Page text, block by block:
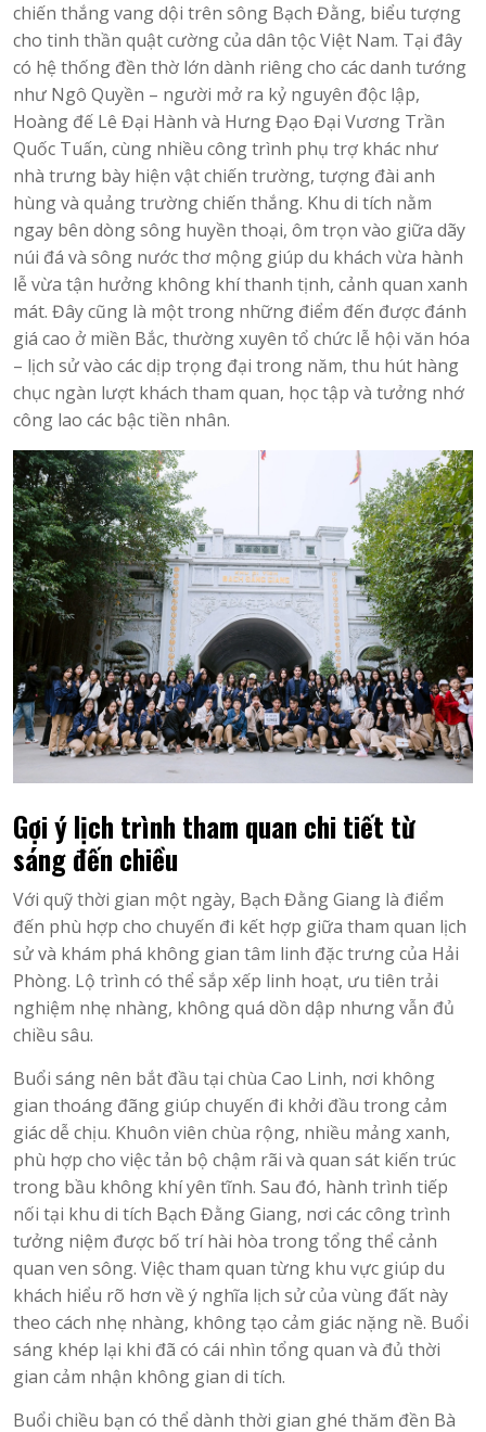
chiến thắng vang dội trên sông Bạch Đằng, biểu tượng
cho tinh thần quật cường của dân tộc Việt Nam. Tại đây
có hệ thống đền thờ lớn dành riêng cho các danh tướng
như Ngô Quyền – người mở ra kỷ nguyên độc lập,
Hoàng đế Lê Đại Hành và Hưng Đạo Đại Vương Trần
Quốc Tuấn, cùng nhiều công trình phụ trợ khác như
nhà trưng bày hiện vật chiến trường, tượng đài anh
hùng và quảng trường chiến thắng. Khu di tích nằm
ngay bên dòng sông huyền thoại, ôm trọn vào giữa dãy
núi đá và sông nước thơ mộng giúp du khách vừa hành
lễ vừa tận hưởng không khí thanh tịnh, cảnh quan xanh
mát. Đây cũng là một trong những điểm đến được đánh
giá cao ở miền Bắc, thường xuyên tổ chức lễ hội văn hóa
– lịch sử vào các dịp trọng đại trong năm, thu hút hàng
chục ngàn lượt khách tham quan, học tập và tưởng nhớ
công lao các bậc tiền nhân.
Gợi ý lịch trình tham quan chi tiết từ
sáng đến chiều
Với quỹ thời gian một ngày, Bạch Đằng Giang là điểm
đến phù hợp cho chuyến đi kết hợp giữa tham quan lịch
sử và khám phá không gian tâm linh đặc trưng của Hải
Phòng. Lộ trình có thể sắp xếp linh hoạt, ưu tiên trải
nghiệm nhẹ nhàng, không quá dồn dập nhưng vẫn đủ
chiều sâu.
Buổi sáng nên bắt đầu tại chùa Cao Linh, nơi không
gian thoáng đãng giúp chuyến đi khởi đầu trong cảm
giác dễ chịu. Khuôn viên chùa rộng, nhiều mảng xanh,
phù hợp cho việc tản bộ chậm rãi và quan sát kiến trúc
trong bầu không khí yên tĩnh. Sau đó, hành trình tiếp
nối tại khu di tích Bạch Đằng Giang, nơi các công trình
tưởng niệm được bố trí hài hòa trong tổng thể cảnh
quan ven sông. Việc tham quan từng khu vực giúp du
khách hiểu rõ hơn về ý nghĩa lịch sử của vùng đất này
theo cách nhẹ nhàng, không tạo cảm giác nặng nề. Buổi
sáng khép lại khi đã có cái nhìn tổng quan và đủ thời
gian cảm nhận không gian di tích.
Buổi chiều bạn có thể dành thời gian ghé thăm đền Bà